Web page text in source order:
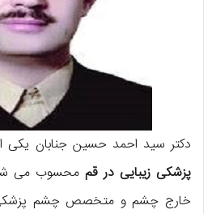
دکتر سید احمد حسین جنابان یکی
پزشکی زیبایی در قممحسوب می
خارج چشم و متخصص چشم پزشکی